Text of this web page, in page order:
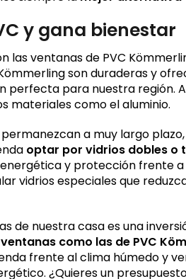
y gana bienestar
las ventanas de PVC
son duraderas y
perfecta para nuestra región.
materiales como el aluminio.
a muy largo
optar por vidrios dobles o
y protección frente
vidrios especiales que
de nuestra casa es una
ventanas como las de PVC
frente al clima húmedo y
¿Quieres un